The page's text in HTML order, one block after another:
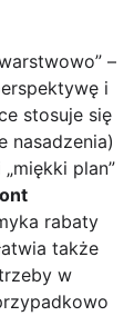
–
i
stosuje się
nasadzenia)
plan”
rabaty
także
w